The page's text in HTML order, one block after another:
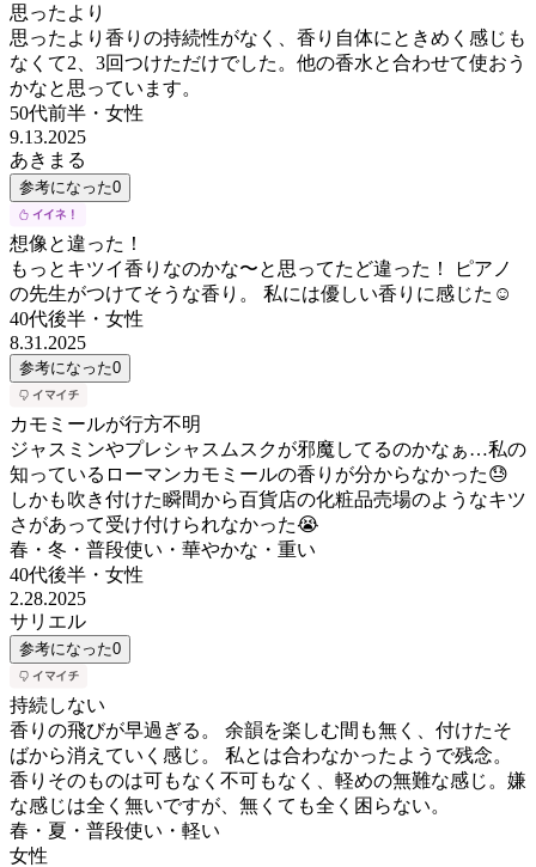
思ったより
思ったより香りの持続性がなく、香り自体にときめく感じも
なくて2、3回つけただけでした。他の香水と合わせて使おう
かなと思っています。
50代前半 ・ 女性
9.13.2025
あきまる
参考になった0
想像と違った！
もっとキツイ香りなのかな〜と思ってたど違った！ ピアノ
の先生がつけてそうな香り。 私には優しい香りに感じた☺️
40代後半 ・ 女性
8.31.2025
参考になった0
カモミールが行方不明
ジャスミンやプレシャスムスクが邪魔してるのかなぁ…私の
知っているローマンカモミールの香りが分からなかった😓
しかも吹き付けた瞬間から百貨店の化粧品売場のようなキツ
さがあって受け付けられなかった😭
春・冬・普段使い・華やかな・重い
40代後半 ・ 女性
2.28.2025
サリエル
参考になった0
持続しない
香りの飛びが早過ぎる。 余韻を楽しむ間も無く、付けたそ
ばから消えていく感じ。 私とは合わなかったようで残念。
香りそのものは可もなく不可もなく、軽めの無難な感じ。嫌
な感じは全く無いですが、無くても全く困らない。
春・夏・普段使い・軽い
女性